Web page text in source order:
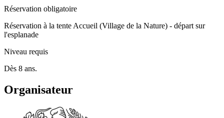
Réservation obligatoire
Réservation à la tente Accueil (Village de la Nature) - départ sur
l'esplanade
Niveau requis
Dès 8 ans.
Organisateur